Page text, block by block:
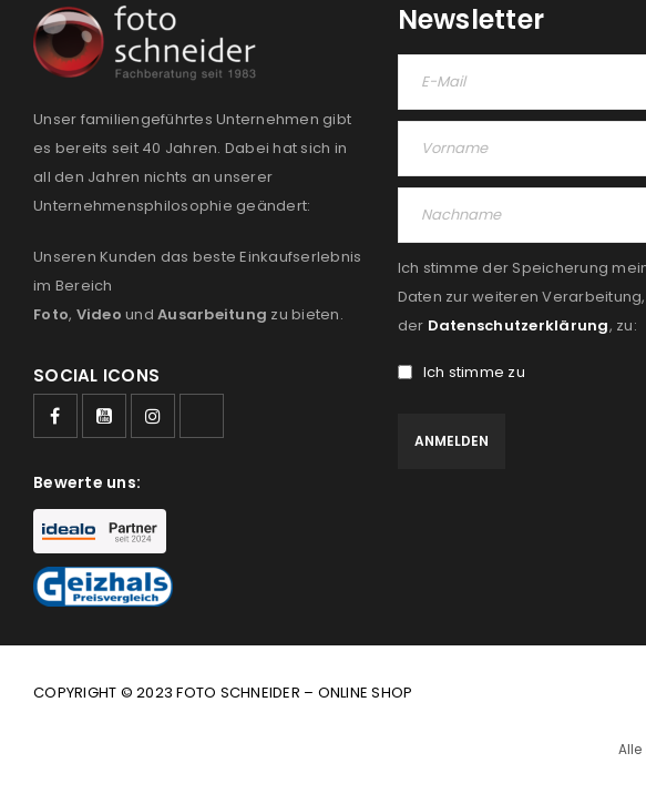
Unser familiengeführtes Unternehmen gibt
es bereits seit 40 Jahren. Dabei hat sich in
all den Jahren nichts an unserer
Unternehmensphilosophie geändert:
Unseren Kunden das beste Einkaufserlebnis
im Bereich
Foto, Video und Ausarbeitung zu bieten.
SOCIAL ICONS
Bewerte uns:
Newsletter
Ich stimme der Speicherung
Daten zur weiteren
der Datenschutzerklärung, zu:
Ich stimme zu
COPYRIGHT © 2023 FOTO SCHNEIDER – ONLINE SHOP
Alle